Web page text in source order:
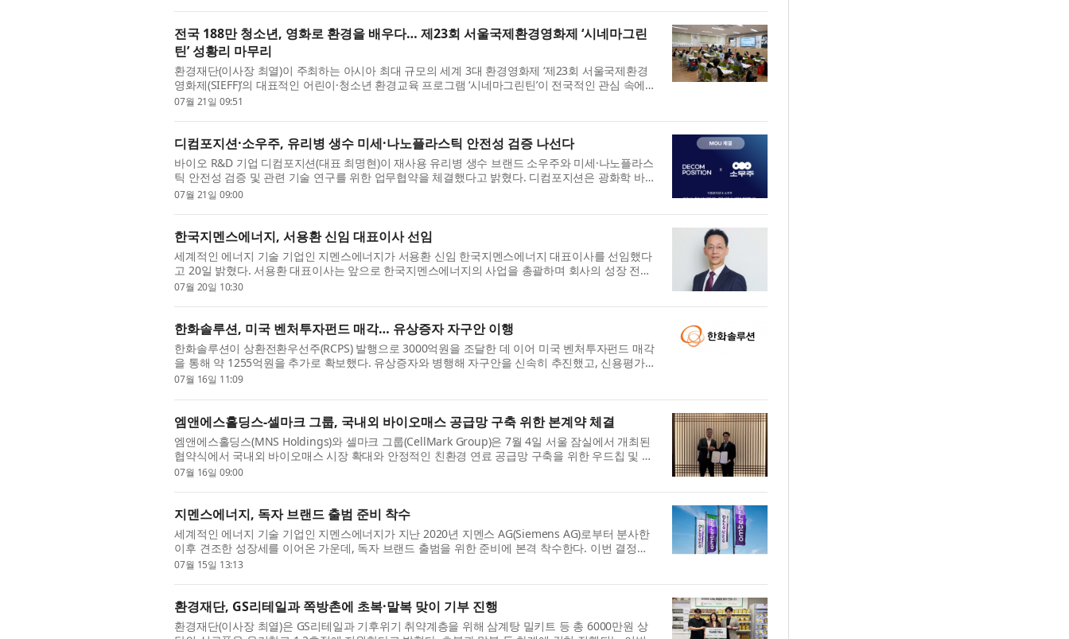
전국 188만 청소년, 영화로 환경을 배우다… 제23회 서울국제환경영화제 ‘시네마그린
틴’ 성황리 마무리
환경재단(이사장 최열)이 주최하는 아시아 최대 규모의 세계 3대 환경영화제 ‘제23회 서울국제환경
영화제(SIEFF)’의 대표적인 어린이·청소년 환경교육 프로그램 ‘시네마그린틴’이 전국적인 관심 속에
성황리 마무리됐다. 올해 ‘시네마그린틴’은 기후위기 시대에 발맞...
07월 21일 09:51
디컴포지션·소우주, 유리병 생수 미세·나노플라스틱 안전성 검증 나선다
바이오 R&D 기업 디컴포지션(대표 최명현)이 재사용 유리병 생수 브랜드 소우주와 미세·나노플라스
틱 안전성 검증 및 관련 기술 연구를 위한 업무협약을 체결했다고 밝혔다. 디컴포지션은 광화학 바이
오센서를 기반으로 미세플라스틱을 분석·평가하는 기술을 보유한 ...
07월 21일 09:00
한국지멘스에너지, 서용환 신임 대표이사 선임
세계적인 에너지 기술 기업인 지멘스에너지가 서용환 신임 한국지멘스에너지 대표이사를 선임했다
고 20일 밝혔다. 서용환 대표이사는 앞으로 한국지멘스에너지의 사업을 총괄하며 회사의 성장 전략
을 주도할 예정이다. 이와 함께 고객, 정부 관계자 및 업계 선도 기...
07월 20일 10:30
한화솔루션, 미국 벤처투자펀드 매각… 유상증자 자구안 이행
한화솔루션이 상환전환우선주(RCPS) 발행으로 3000억원을 조달한 데 이어 미국 벤처투자펀드 매각
을 통해 약 1255억원을 추가로 확보했다. 유상증자와 병행해 자구안을 신속히 추진했고, 신용평가사
들은 이를 반영해 올해 6월 정기 신용평가에서 한화솔루션의 신용등...
07월 16일 11:09
엠앤에스홀딩스-셀마크 그룹, 국내외 바이오매스 공급망 구축 위한 본계약 체결
엠앤에스홀딩스(MNS Holdings)와 셀마크 그룹(CellMark Group)은 7월 4일 서울 잠실에서 개최된
협약식에서 국내외 바이오매스 시장 확대와 안정적인 친환경 연료 공급망 구축을 위한 우드칩 및 바
이오매스 연료 공급·구매 본계약을 체결했다고 밝혔다. 이번 본계약...
07월 16일 09:00
지멘스에너지, 독자 브랜드 출범 준비 착수
세계적인 에너지 기술 기업인 지멘스에너지가 지난 2020년 지멘스 AG(Siemens AG)로부터 분사한
이후 견조한 성장세를 이어온 가운데, 독자 브랜드 출범을 위한 준비에 본격 착수한다. 이번 결정은
지멘스에너지의 브랜드 사용 기한을 규정한 라이선스 계약에 따른 ...
07월 15일 13:13
환경재단, GS리테일과 쪽방촌에 초복·말복 맞이 기부 진행
환경재단(이사장 최열)은 GS리테일과 기후위기 취약계층을 위해 삼계탕 밀키트 등 총 6000만원 상